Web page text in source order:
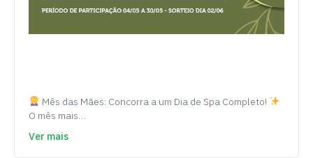
Mês das Mães: Concorra a um Dia de Spa Completo!
O mês mais…
Ver mais